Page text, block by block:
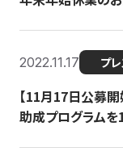
2022.11.17 プ
【11月17日公募
助成プログラムを